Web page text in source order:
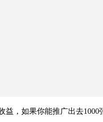
，如果你能推广出去